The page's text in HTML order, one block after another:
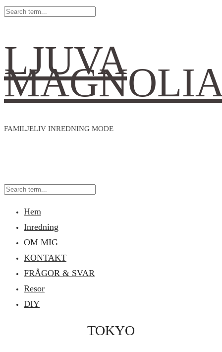
LJUVA
FAMILJELIV INREDNING MODE
Hem
Inredning
OM MIG
KONTAKT
FRÅGOR & SVAR
Resor
DIY
TOKYO